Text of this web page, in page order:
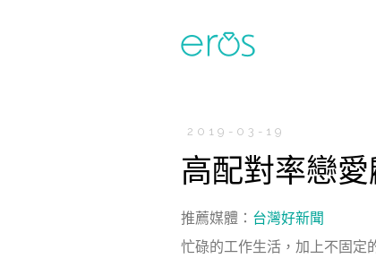
2019-03-19
高配對率戀
推薦媒體： 台灣好新聞
忙碌的工作生活，加上不固定